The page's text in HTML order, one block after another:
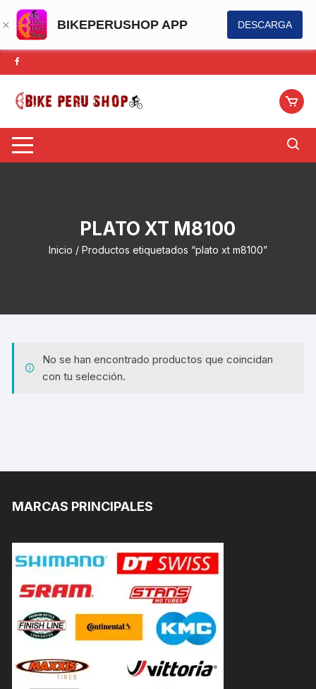
BIKEPERUSHOP APP DESCARGA
Saltar
al
contenido
PLATO XT M8100
Inicio / Productos etiquetados “plato xt m8100”
No se han encontrado productos que coincidan
con tu selección.
MARCAS PRINCIPALES